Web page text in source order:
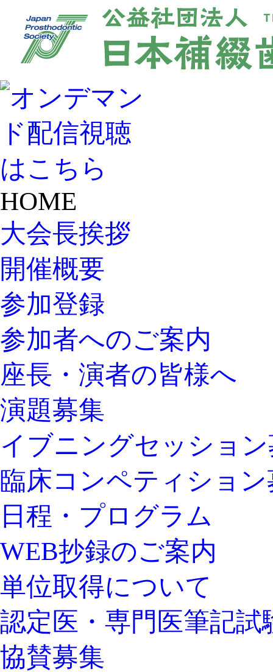
HOME
大会長挨拶
開催概要
参加登録
参加者へのご案内
座長・演者の皆様へ
演題募集
イブニングセッショ
臨床コンペティション
日程・プログラム
WEB抄録のご案内
単位取得について
認定医・専門医筆記試
協賛募集